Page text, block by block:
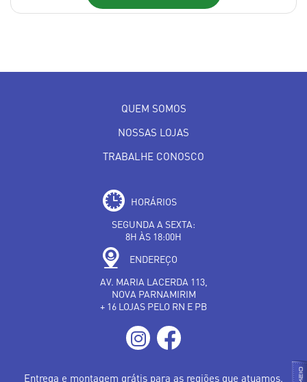
QUEM SOMOS
NOSSAS LOJAS
TRABALHE CONOSCO
HORÁRIOS
SEGUNDA A SEXTA:
8H ÀS 18:00H
ENDEREÇO
AV. MARIA LACERDA 113,
NOVA PARNAMIRIM
+ 16 LOJAS PELO RN E PB
Entrega e montagem grátis para as regiões que atuamos.